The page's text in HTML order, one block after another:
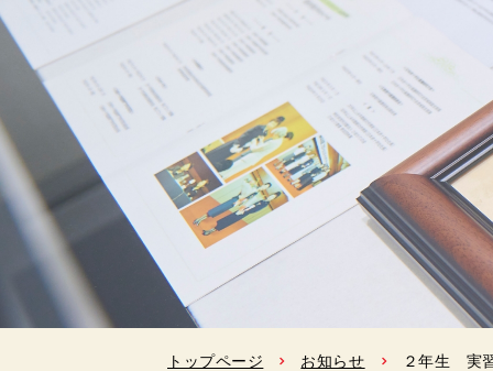
トップページ お知らせ ２年生 実